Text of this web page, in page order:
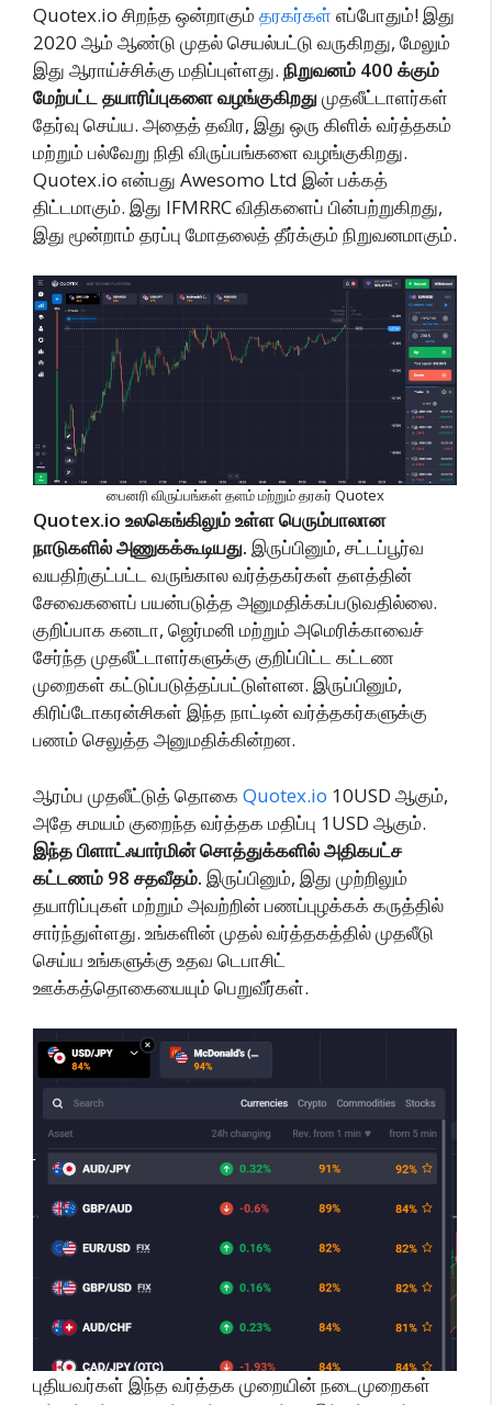
Quotex.io சிறந்த ஒன்றாகும் தரகர்கள் எப்போதும்! இது
2020 ஆம் ஆண்டு முதல் செயல்பட்டு வருகிறது, மேலும்
இது ஆராய்ச்சிக்கு மதிப்புள்ளது. நிறுவனம் 400 க்கும்
மேற்பட்ட தயாரிப்புகளை வழங்குகிறது முதலீட்டாளர்கள்
தேர்வு செய்ய. அதைத் தவிர, இது ஒரு கிளிக் வர்த்தகம்
மற்றும் பல்வேறு நிதி விருப்பங்களை வழங்குகிறது.
Quotex.io என்பது Awesomo Ltd இன் பக்கத்
திட்டமாகும். இது IFMRRC விதிகளைப் பின்பற்றுகிறது,
இது மூன்றாம் தரப்பு மோதலைத் தீர்க்கும் நிறுவனமாகும்.
பைனரி விருப்பங்கள் தளம் மற்றும் தரகர் Quotex
Quotex.io உலகெங்கிலும் உள்ள பெரும்பாலான
நாடுகளில் அணுகக்கூடியது. இருப்பினும், சட்டப்பூர்வ
வயதிற்குட்பட்ட வருங்கால வர்த்தகர்கள் தளத்தின்
சேவைகளைப் பயன்படுத்த அனுமதிக்கப்படுவதில்லை.
குறிப்பாக கனடா, ஜெர்மனி மற்றும் அமெரிக்காவைச்
சேர்ந்த முதலீட்டாளர்களுக்கு குறிப்பிட்ட கட்டண
முறைகள் கட்டுப்படுத்தப்பட்டுள்ளன. இருப்பினும்,
கிரிப்டோகரன்சிகள் இந்த நாட்டின் வர்த்தகர்களுக்கு
பணம் செலுத்த அனுமதிக்கின்றன.
ஆரம்ப முதலீட்டுத் தொகை Quotex.io 10USD ஆகும்,
அதே சமயம் குறைந்த வர்த்தக மதிப்பு 1USD ஆகும்.
இந்த பிளாட்ஃபார்மின் சொத்துக்களில் அதிகபட்ச
கட்டணம் 98 சதவீதம். இருப்பினும், இது முற்றிலும்
தயாரிப்புகள் மற்றும் அவற்றின் பணப்புழக்கக் கருத்தில்
சார்ந்துள்ளது. உங்களின் முதல் வர்த்தகத்தில் முதலீடு
செய்ய உங்களுக்கு உதவ டெபாசிட்
ஊக்கத்தொகையையும் பெறுவீர்கள்.
புதியவர்கள் இந்த வர்த்தக முறையின் நடைமுறைகள்